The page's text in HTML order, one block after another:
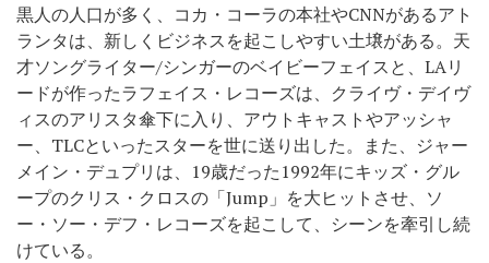
黒人の人口が多く、コカ・コーラの本社やCNNがあるアト
ランタは、新しくビジネスを起こしやすい土壌がある。天
才ソングライター/シンガーのベイビーフェイスと、LAリ
ードが作ったラフェイス・レコーズは、クライヴ・デイヴ
ィスのアリスタ傘下に入り、アウトキャストやアッシャ
ー、TLCといったスターを世に送り出した。また、ジャー
メイン・デュプリは、19歳だった1992年にキッズ・グル
ープのクリス・クロスの「Jump」を大ヒットさせ、ソ
ー・ソー・デフ・レコーズを起こして、シーンを牽引し続
けている。